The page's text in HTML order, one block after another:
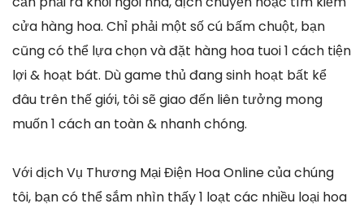
cửa hàng hoa. Chỉ phải một số cú bấm chuột, bạn
cũng có thể lựa chọn và đặt hàng hoa tuoi 1 cách tiện
lợi & hoạt bát. Dù game thủ đang sinh hoạt bất kể
đâu trên thế giới, tôi sẽ giao đến liên tưởng mong
muốn 1 cách an toàn & nhanh chóng.
Với dịch Vụ Thương Mại Điện Hoa Online của chúng
tôi, bạn có thể sắm nhìn thấy 1 loạt các nhiều loại hoa